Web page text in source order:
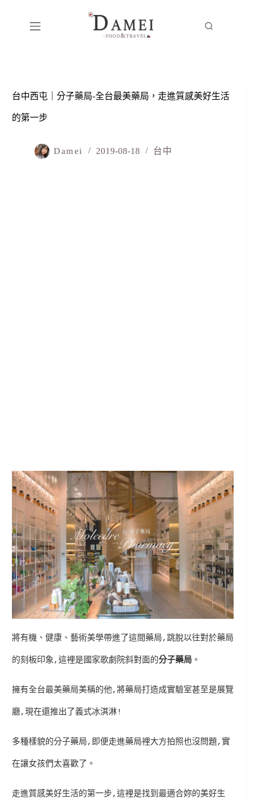
台中西屯｜分子藥局-全台最美藥局，走進質感美好生活
的第一步
Damei 2019-08-18 台中
將有機、健康、藝術美學帶進了這間藥局,跳脫以往對於藥局
的刻板印象,這裡是國家歌劇院斜對面的分子藥局 。
擁有全台最美藥局美稱的他,將藥局打造成實驗室甚至是展覽
廳,現在還推出了義式冰淇淋!
多種樣貌的分子藥局,即便走進藥局裡大方拍照也沒問題,實
在讓女孩們太喜歡了。
走進質感美好生活的第一步,這裡是找到最適合妳的美好生